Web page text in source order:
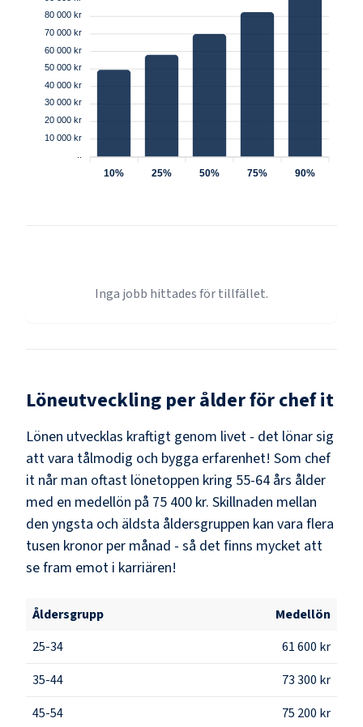
80 000 kr
70 000 kr
60 000 kr
50 000 kr
40 000 kr
30 000 kr
20 000 kr
10 000 kr
10% 25% 50% 75% 90%
Inga jobb hittades för tillfället.
Löneutveckling per ålder förchef it
Lönen utvecklas kraftigt genom livet - det lönar sig
att vara tålmodig och bygga erfarenhet! Som chef
it når man oftast lönetoppen kring 55-64 års ålder
med en medellön på 75 400 kr. Skillnaden mellan
den yngsta och äldsta åldersgruppen kan vara flera
tusen kronor per månad - så det finns mycket att
se fram emot i karriären!
Åldersgrupp
Medellön
25-34
61 600 kr
35-44
73 300 kr
45-54
75 200 kr